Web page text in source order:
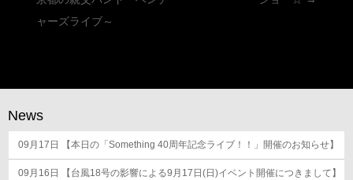
ナ
ー
シ
ョ
ン
ャーズライブ～
News
09月17日 【本日の「Something 40周年記念ライブ！！」開催のお知らせ】
09月16日 【台風18号の影響による9月17日(日)イベント開催につきまして】